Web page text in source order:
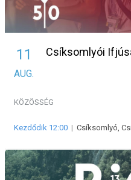
11
AUG.
Csíksomlyói
KÖZÖSSÉG
Kezdődik 12:00 | Csíksomlyó,